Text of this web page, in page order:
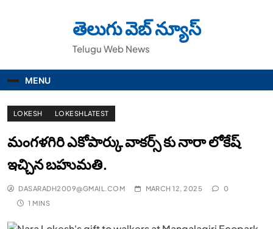
తెలుగు వెబ్ న్యూస్
Telugu Web News
MENU
LOKESH LOKESHLATEST
మంగళగిరి ఎకోపార్కు వాకర్స్ కు నారా లోకేష్
ఇచ్చిన బహుమతి.
DASARADH2009@GMAIL.COM MARCH 12, 2025
0
1 MINS